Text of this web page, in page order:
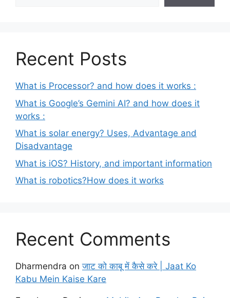
Recent Posts
What is Processor? and how does it works :
What is Google’s Gemini AI? and how does it
works :
What is solar energy? Uses, Advantage and
Disadvantage
What is iOS? History, and important information
What is robotics?How does it works
Recent Comments
Dharmendra onजाट को काबू में कैसे करे | Jaat Ko
Kabu Mein Kaise Kare